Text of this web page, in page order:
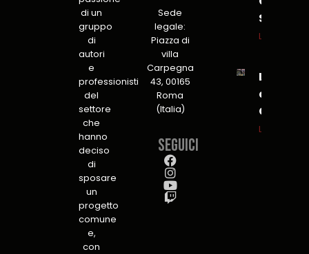
di un
gruppo
di
autori
e
professionisti
del
settore
che
hanno
deciso
di
sposare
un
progetto
comune
e,
con
Sede
legale:
Piazza di
villa
Carpegna
43, 00165
Roma
(Italia)
Seguici
Security
Leggi tutto
a Lucca
C&G
Leggi tutto